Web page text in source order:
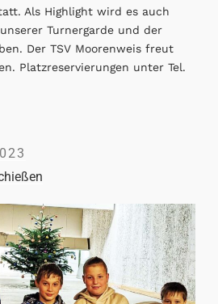
Als Highlight wird es auch
Turnergarde und der
Der TSV Moorenweis freut
Platzreservierungen unter Tel.